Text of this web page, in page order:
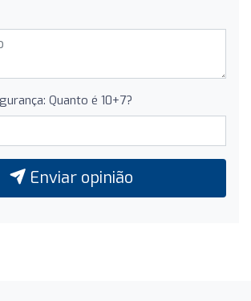
Quanto é 10+7?
Enviar opinião